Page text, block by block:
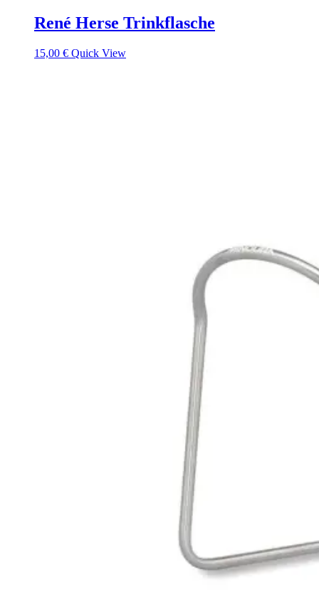
René Herse Trinkflasche
15,00 € Quick View